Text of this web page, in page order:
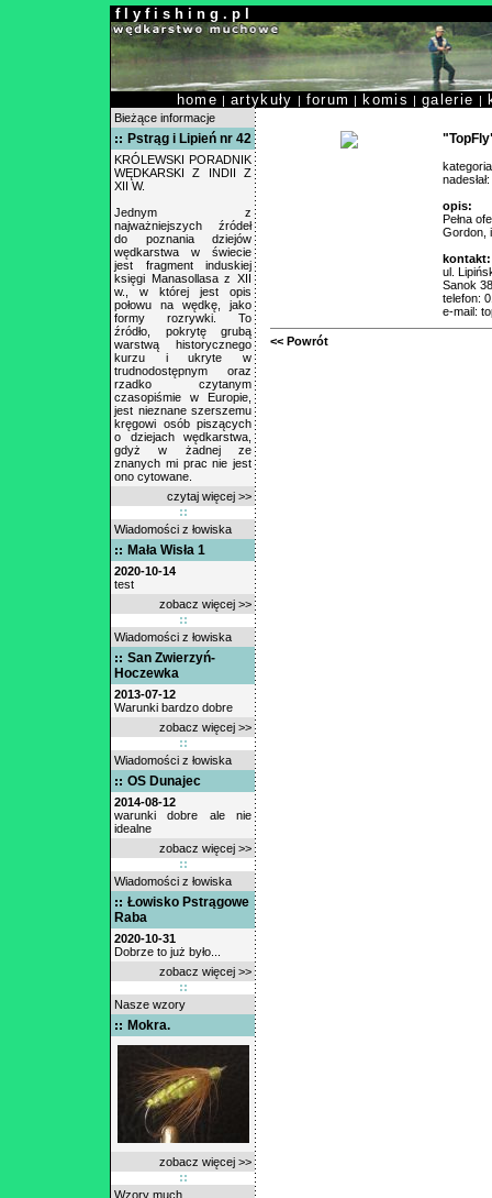
f l y f i s h i n g . p l
home |artykuły | forum | komis |galerie |
Bieżące informacje
Pstrąg i Lipień nr 42
KRÓLEWSKI PORADNIK
WĘDKARSKI Z INDII Z
XII W.
Jednym z
najważniejszych źródeł
do poznania dziejów
wędkarstwa w świecie
jest fragment induskiej
księgi Manasollasa z XII
w., w której jest opis
połowu na wędkę, jako
formy rozrywki. To
źródło, pokrytę grubą
warstwą historycznego
kurzu i ukryte w
trudnodostępnym oraz
rzadko czytanym
czasopiśmie w Europie,
jest nieznane szerszemu
kręgowi osób piszących
o dziejach wędkarstwa,
gdyż w żadnej ze
znanych mi prac nie jest
ono cytowane.
czytaj więcej >>
Wiadomości z łowiska
Mała Wisła 1
2020-10-14
test
zobacz więcej >>
Wiadomości z łowiska
San Zwierzyń-
Hoczewka
2013-07-12
Warunki bardzo dobre
zobacz więcej >>
Wiadomości z łowiska
OS Dunajec
2014-08-12
warunki dobre ale nie
idealne
zobacz więcej >>
Wiadomości z łowiska
Łowisko Pstrągowe
Raba
2020-10-31
Dobrze to już było...
zobacz więcej >>
Nasze wzory
Mokra.
zobacz więcej >>
Wzory much
nadesłał:
opis:
Pełna
Gordon,
kontakt:
ul.
Sanok
telefon:
e-mail:
<< Powrót